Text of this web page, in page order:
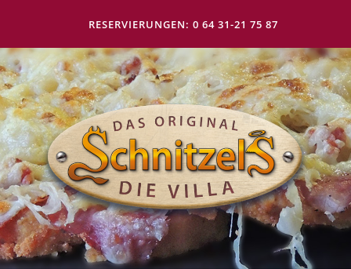
RESERVIERUNGEN: 0 64 31-21 75 87